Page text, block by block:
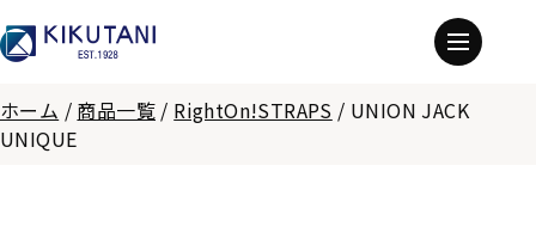
ホーム / 商品一覧 / RightOn!STRAPS / UNION JACK
UNIQUE